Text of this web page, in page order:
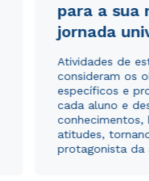
para a sua
jornada
Atividades de
consideram os
específicos e
cada aluno e
conhecimentos,
atitudes,
protagonista da